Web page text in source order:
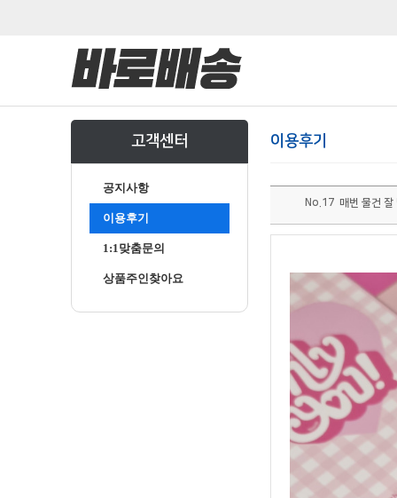
고객센터
공지사항
이용후기
1:1맞춤문의
상품주인찾아요
이용후기
No.17 매번 물건 잘